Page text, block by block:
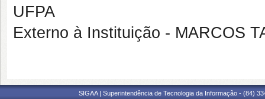
UFPA
Externo à Instituição - MARCOS
SIGAA | Superintendência de Tecnologia da Informação - (84)